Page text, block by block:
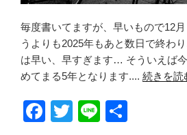
毎度書いてますが、早いもので12
うよりも2025年もあと数日で終わ
は早い、早すぎます… そういえば
めてまる5年となります.... 続きを読
F
T
Li